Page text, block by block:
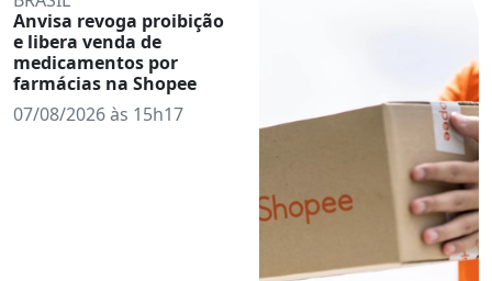
Anvisa revoga proibição
e libera venda de
medicamentos por
farmácias na Shopee
07/08/2026 às 15h17